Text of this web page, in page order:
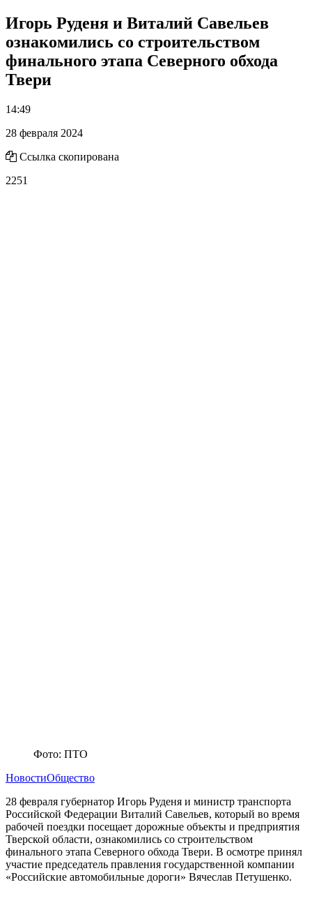
Игорь Руденя и Виталий Савельев
ознакомились со строительством
финального этапа Северного обхода
Твери
14:49
28 февраля 2024
Ссылка скопирована
2251
Фото: ПТО
НовостиОбщество
28 февраля губернатор Игорь Руденя и министр транспорта
Российской Федерации Виталий Савельев, который во время
рабочей поездки посещает дорожные объекты и предприятия
Тверской области, ознакомились со строительством
финального этапа Северного обхода Твери. В осмотре принял
участие председатель правления государственной компании
«Российские автомобильные дороги» Вячеслав Петушенко.